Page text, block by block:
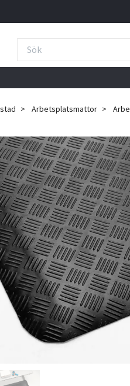
Arbetsplatsmattor